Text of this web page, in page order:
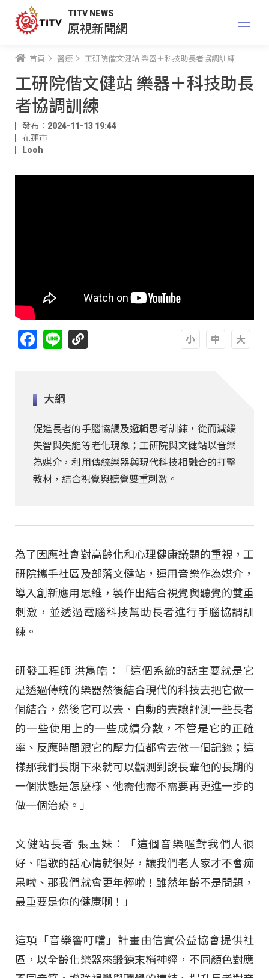
TITV NEWS
原視新聞網
首頁 醫療 工研院偕文健站 樂器＋科技助長者協調訓練
工研院偕文健站 樂器＋科技助長
者協調訓練
發布：2024-11-13 19:44
花蓮市
Looh
Facebook
Line
大綱
促進長者的手腦協調及邏輯思考訓練，從而減緩
失智與失能等老化現象；工研院與文健站以音樂
為媒介，利用傳統樂器與現代科技相融合的打擊
教材，結合視覺與聽覺雙重刺激。
為了因應社會對高齡化和心理健康議題的重視，工
研院攜手社區及部落文健站，運用音樂作為媒介，
導入創新應用思維，製作出結合視覺與聽覺的雙重
刺激，並透過電腦科技幫助長者進行手腦協調訓
練。
研發工程師 洪雋皓：「這個系統的話主要就是它
是透過傳統的樂器然後結合現代的科技去把它做一
個結合，然後它可以去、自動的去讓評測一些長者
的一些使用上的一些成績分數，不管是它的正確
率、反應時間跟它的壓力值都會去做一個記錄；這
樣那我們長期下來就可以觀測到說長輩他的長期的
一個狀態是怎麼樣、他需他需不需要再更進一步的
做一個治療。」
文健站長者 張玉妹：「這個音樂喔對我們人很
好、唱歌的話心情就很好，讓我們老人家才不會痴
呆啦、那我們就會更年輕啦！雖然年齡不是問題，
最重要是你的健康啊！」
這項「音樂響叮噹」計畫由信實公益協會提供社
區，以全齡化樂器來鍛鍊末梢神經，不同顏色對應